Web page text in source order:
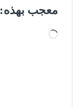
معجب بهذه:
جاري التحميل…